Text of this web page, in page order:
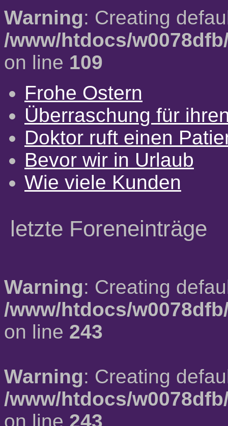
Warning: Creating
/www/htdocs/
on line 109
Frohe Ostern
Überraschung für
Doktor ruft einen
Bevor wir in Urlaub
Wie viele Kunden
letzte Foreneinträge
Warning: Creating
/www/htdocs/
on line 243
Warning: Creating
/www/htdocs/
on line 243